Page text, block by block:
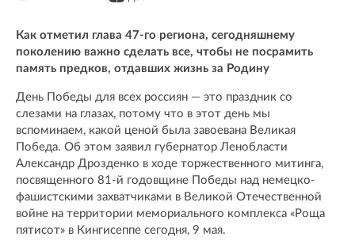
Как отметил глава 47-го региона, сегодняшнему
поколению важно сделать все, чтобы не посрамить
память предков, отдавших жизнь за Родину
День Победы для всех россиян — это праздник со
слезами на глазах, потому что в этот день мы
вспоминаем, какой ценой была завоевана Великая
Победа. Об этом заявил губернатор Ленобласти
Александр Дрозденко в ходе торжественного митинга,
посвященного 81-й годовщине Победы над немецко-
фашистскими захватчиками в Великой Отечественной
войне на территории мемориального комплекса «Роща
пятисот» в Кингисеппе сегодня, 9 мая.